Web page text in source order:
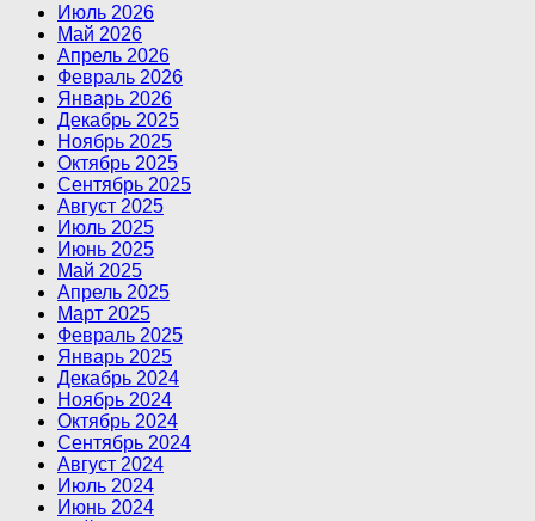
Июль 2026
Май 2026
Апрель 2026
Февраль 2026
Январь 2026
Декабрь 2025
Ноябрь 2025
Октябрь 2025
Сентябрь 2025
Август 2025
Июль 2025
Июнь 2025
Май 2025
Апрель 2025
Март 2025
Февраль 2025
Январь 2025
Декабрь 2024
Ноябрь 2024
Октябрь 2024
Сентябрь 2024
Август 2024
Июль 2024
Июнь 2024